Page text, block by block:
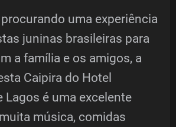
uma experiência
juninas brasileiras para
a família e os amigos, a
Caipira do Hotel
Lagos é uma excelente
música, comidas